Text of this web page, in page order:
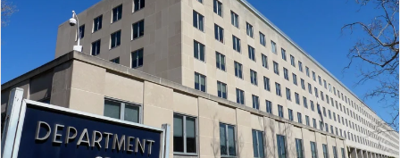
a
n
e
m
i